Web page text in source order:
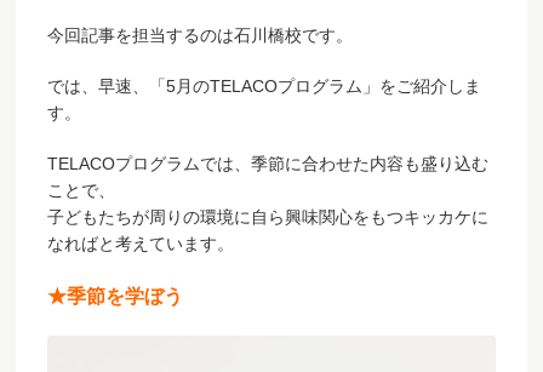
今回記事を担当するのは石川橋校です。
では、早速、「5月のTELACOプログラム」をご紹介しま
す。
TELACOプログラムでは、季節に合わせた内容も盛り込む
ことで、
子どもたちが周りの環境に自ら興味関心をもつキッカケに
なればと考えています。
★季節を学ぼう